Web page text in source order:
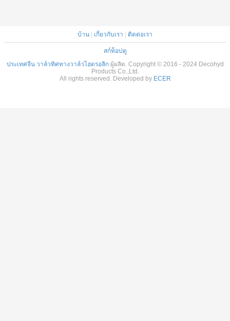
บ้าน | เกี่ยวกับเรา | ติดต่อเรา
สก์ท็อปดู
ประเทศจีน วาล์วทิศทางวาล์วไฮดรอลิกผู้ผลิต. Copyright © 2016 - 2024 Decohyd
Products Co.,Ltd.
All rights reserved. Developed by ECER